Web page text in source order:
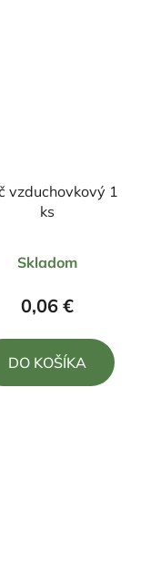
vzduchovkový 1
ks
Skladom
0,06 €
DO KOŠÍKA